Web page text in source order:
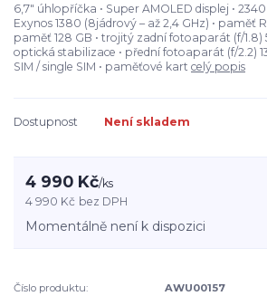
6,7" úhlopříčka • Super AMOLED displej •
Exynos 1380 (8jádrový – až 2,4 GHz) • paměť
paměť 128 GB • trojitý zadní fotoaparát (f/1.8)
optická stabilizace • přední fotoaparát (f/2.2)
SIM / single SIM • paměťové kart celý popis
Dostupnost Není skladem
4 990 Kč/ks
4 990 Kč bez DPH
Momentálně není k dispozici
Číslo produktu:
AWU00157